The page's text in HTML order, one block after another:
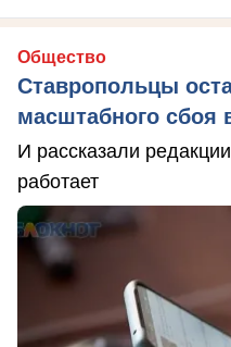
Общество
Ставропольцы
масштабного сбоя
И рассказали
работает